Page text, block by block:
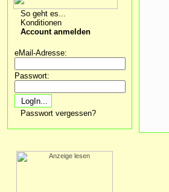
So geht es...
Konditionen
Account anmelden
eMail-Adresse:
Passwort:
Passwort vergessen?